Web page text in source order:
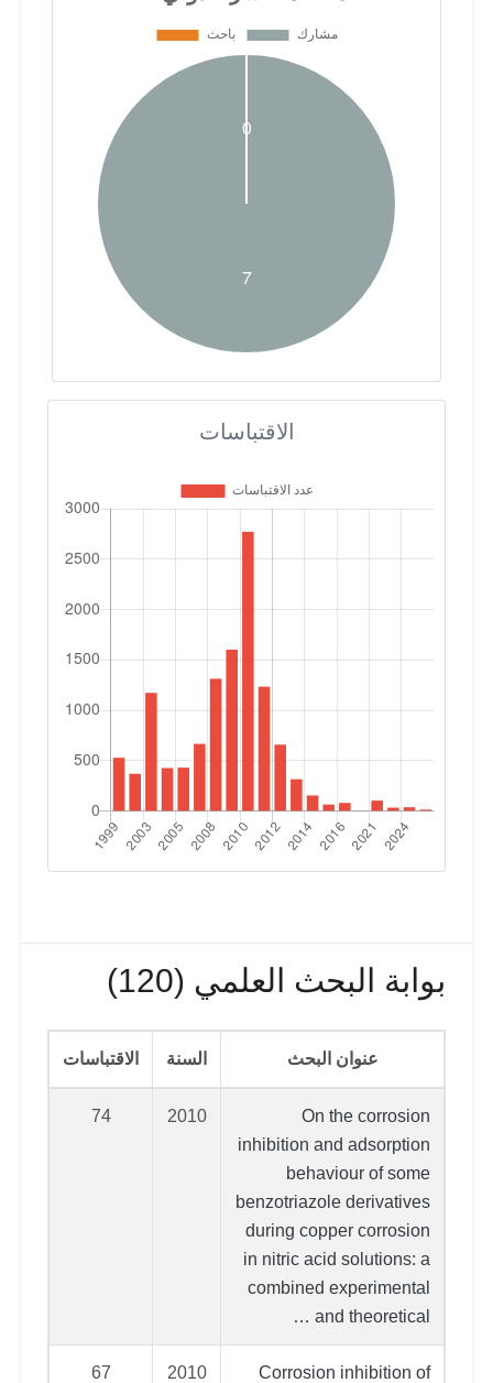
الاقتباسات
بوابة البحث العلمي (120)
عنوان البحث السنة الاقتباسات
On the corrosion
inhibition and adsorption
behaviour of some
benzotriazole derivatives
during copper corrosion
in nitric acid solutions: a
combined experimental
and theoretical …
2010
74
Corrosion inhibition of
2010
67